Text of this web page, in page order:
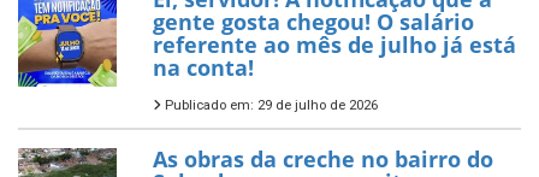
gente gosta chegou! O salário
referente ao mês de julho já está
na conta!
Publicado em: 29 de julho de 2026
As obras da creche no bairro do